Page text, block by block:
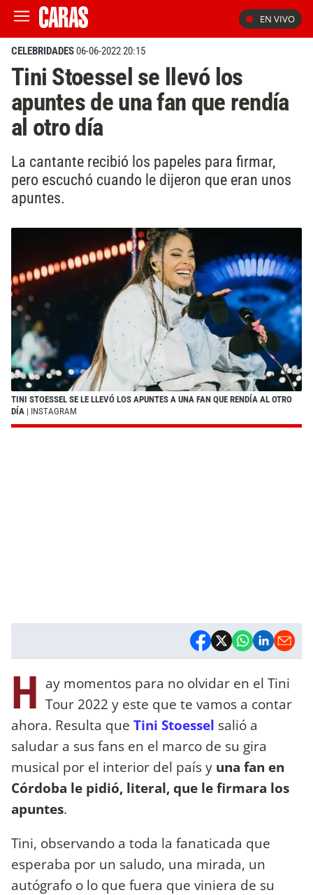
EN VIVO
CELEBRIDADES06-06-2022 20:15
Tini Stoessel se llevó los
apuntes de una fan que rendía
al otro día
La cantante recibió los papeles para firmar,
pero escuchó cuando le dijeron que eran unos
apuntes.
TINI STOESSEL SE LE LLEVÓ LOS APUNTES A UNA FAN QUE RENDÍA AL OTRO
DÍA | INSTAGRAM
H ay momentos para no olvidar en el Tini
Tour 2022 y este que te vamos a contar
ahora. Resulta que Tini Stoessel salió a
saludar a sus fans en el marco de su gira
musical por el interior del país y una fan en
Córdoba le pidió, literal, que le firmara los
apuntes.
Tini, observando a toda la fanaticada que
esperaba por un saludo, una mirada, un
autógrafo o lo que fuera que viniera de su